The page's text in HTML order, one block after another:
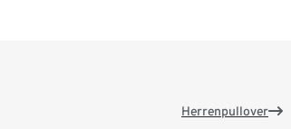
Herrenpullover